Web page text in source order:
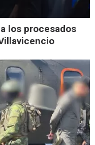
los procesados